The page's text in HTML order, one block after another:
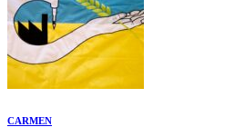
CARMEN